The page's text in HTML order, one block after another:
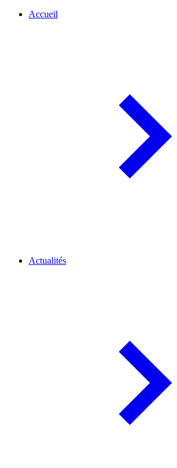
Accueil
Actualités